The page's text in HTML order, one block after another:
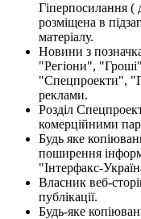
Гіперпосилання (
розміщена в
матеріалу.
Новини з
"Регіони",
"Спецпроекти",
реклами.
Розділ
комерційними
Будь яке
поширення
"Інтерфакс-
Власник веб-
публікації.
Будь-яке